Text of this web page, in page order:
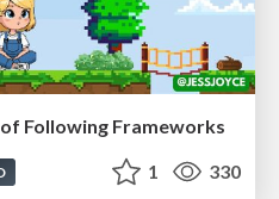
Following Frameworks
1 330